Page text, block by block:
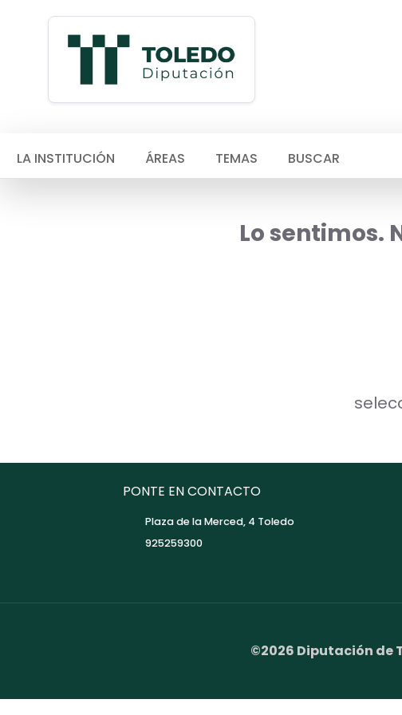
LA INSTITUCIÓN ÁREAS TEMAS BUSCAR
Lo sentimos.
PONTE EN CONTACTO
Plaza de la Merced, 4 Toledo
925259300
©2026 Diputación de